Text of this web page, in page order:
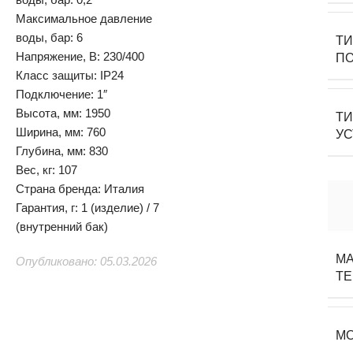
Максимальное давление
воды, бар: 6
Напряжение, В: 230/400
Класс защиты: IP24
Подключение: 1″
Высота, мм: 1950
Ширина, мм: 760
Глубина, мм: 830
Вес, кг: 107
Страна бренда: Италия
Гарантия, г: 1 (изделие) / 7
(внутренний бак)
Опубликовано: 05.03.2026